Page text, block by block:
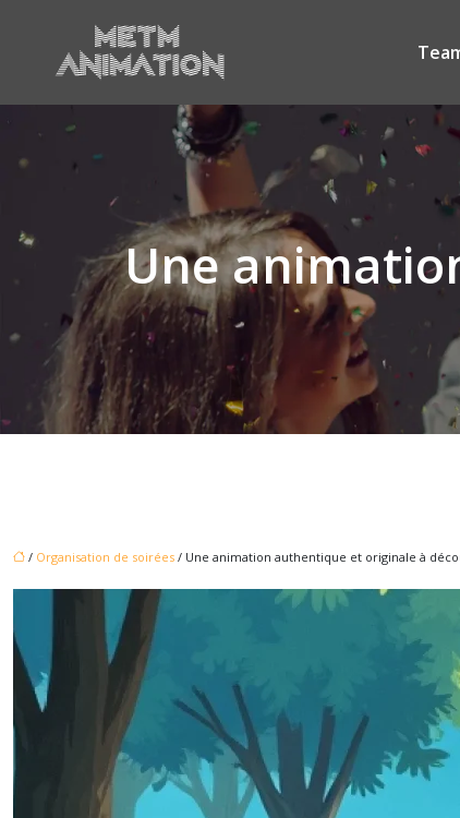
Une
/ Organisation de soirées / Une animation authentique et originale à